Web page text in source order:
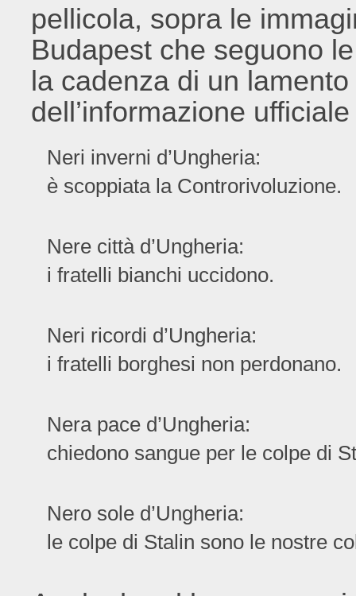
pellicola, sopra le
Budapest che seguono
la cadenza di un
dell’informazione
Neri inverni d’Ungheria:
è scoppiata la Controrivoluzione.
Nere città d’Ungheria:
i fratelli bianchi uccidono.
Neri ricordi d’Ungheria:
i fratelli borghesi non perdonano.
Nera pace d’Ungheria:
chiedono sangue per le colpe di
Nero sole d’Ungheria:
le colpe di Stalin sono le nostre